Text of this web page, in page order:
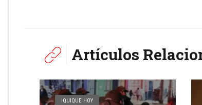
Artículos
IQUIQUE HOY